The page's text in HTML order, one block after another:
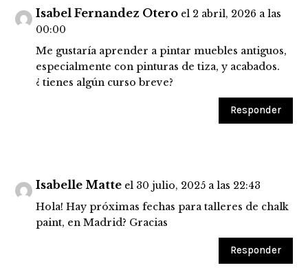
Isabel Fernandez Otero el 2 abril, 2026 a las
00:00
Me gustaría aprender a pintar muebles antiguos,
especialmente con pinturas de tiza, y acabados.
¿ tienes algún curso breve?
Responder
Isabelle Matte el 30 julio, 2025 a las 22:43
Hola! Hay próximas fechas para talleres de chalk
paint, en Madrid? Gracias
Responder